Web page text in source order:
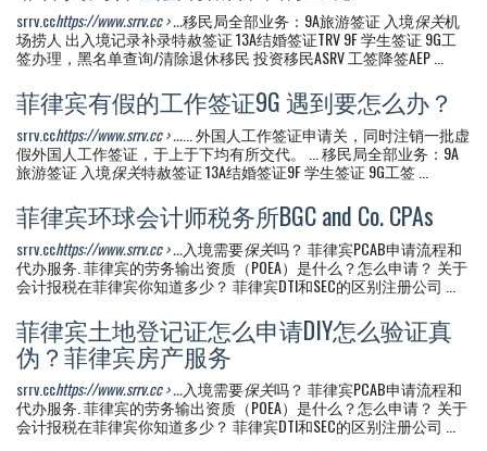
srrv.cchttps://www.srrv.cc › ...移民局全部业务：9A旅游签证 入境保关机
场捞人 出入境记录补录特赦签证 13A结婚签证TRV 9F 学生签证 9G工
签办理，黑名单查询/清除退休移民 投资移民ASRV 工签降签AEP ...
菲律宾有假的工作签证9G 遇到要怎么办？
srrv.cchttps://www.srrv.cc › ...... 外国人工作签证申请关，同时注销一批虚
假外国人工作签证，于上于下均有所交代。 ... 移民局全部业务：9A
旅游签证 入境保关特赦签证 13A结婚签证9F 学生签证 9G工签 ...
菲律宾环球会计师税务所BGC and Co. CPAs
srrv.cchttps://www.srrv.cc › ...入境需要保关吗？ 菲律宾PCAB申请流程和
代办服务. 菲律宾的劳务输出资质（POEA）是什么？怎么申请？ 关于
会计报税在菲律宾你知道多少？ 菲律宾DTI和SEC的区别注册公司 ...
菲律宾土地登记证怎么申请DIY怎么验证真
伪？菲律宾房产服务
srrv.cchttps://www.srrv.cc › ...入境需要保关吗？ 菲律宾PCAB申请流程和
代办服务. 菲律宾的劳务输出资质（POEA）是什么？怎么申请？ 关于
会计报税在菲律宾你知道多少？ 菲律宾DTI和SEC的区别注册公司 ...